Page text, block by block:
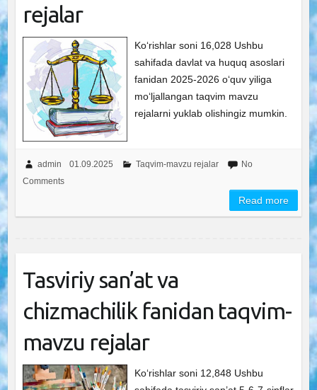
rejalar
Ko‘rishlar soni 16,028 Ushbu
sahifada davlat va huquq asoslari
fanidan 2025-2026 o‘quv yiliga
mo‘ljallangan taqvim mavzu
rejalarni yuklab olishingiz mumkin.
admin 01.09.2025 Taqvim-mavzu rejalar
No
Comments
Read more
Tasviriy san’at va
chizmachilik fanidan taqvim-
mavzu rejalar
Ko‘rishlar soni 12,848 Ushbu